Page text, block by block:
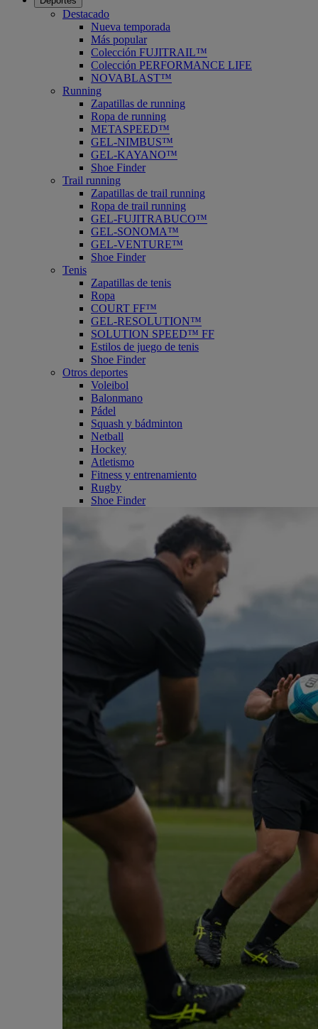
Destacado
Nueva temporada
Más popular
Colección FUJITRAIL™
Colección PERFORMANCE LIFE
NOVABLAST™
Running
Zapatillas de running
Ropa de running
METASPEED™
GEL-NIMBUS™
GEL-KAYANO™
Shoe Finder
Trail running
Zapatillas de trail running
Ropa de trail running
GEL-FUJITRABUCO™
GEL-SONOMA™
GEL-VENTURE™
Shoe Finder
Tenis
Zapatillas de tenis
Ropa
COURT FF™
GEL-RESOLUTION™
SOLUTION SPEED™ FF
Estilos de juego de tenis
Shoe Finder
Otros deportes
Voleibol
Balonmano
Pádel
Squash y bádminton
Netball
Hockey
Atletismo
Fitness y entrenamiento
Rugby
Shoe Finder